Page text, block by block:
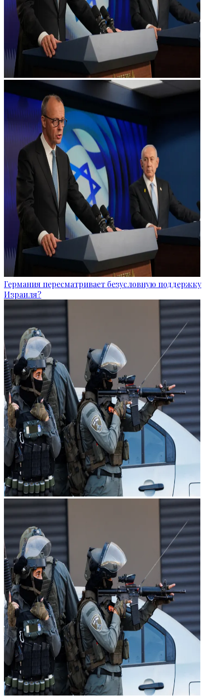
Германия пересматривает безусловную поддержку
Израиля?